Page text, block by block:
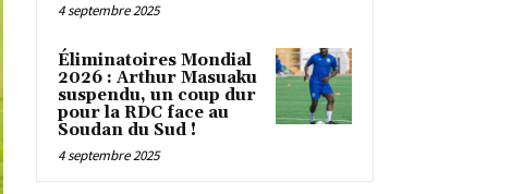
4 septembre 2025
Éliminatoires Mondial
2026 : Arthur Masuaku
suspendu, un coup dur
pour la RDC face au
Soudan du Sud !
4 septembre 2025